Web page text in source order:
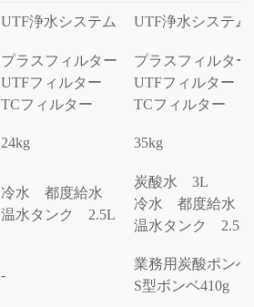
UTF浄水システム UTF浄水システム
プラスフィルター
UTFフィルター
TCフィルター
プラスフィルター
UTFフィルター
TCフィルター
24kg 35kg
冷水 都度給水
温水タンク 2.5L
炭酸水 3L
冷水 都度給水
温水タンク 2.5L
-
業務用炭酸ポンべ
S型ボンベ410g